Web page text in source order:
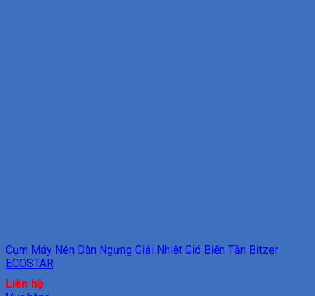
Cụm Máy Nén Dàn Ngưng Giải Nhiệt Gió Biến Tần Bitzer
ECOSTAR
Liên hệ